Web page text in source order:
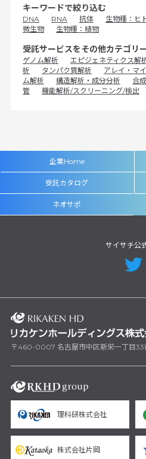
キーワードで絞り込む
DNA RNA 抗体 生物種：ヒ
微生物
生物種：植物
受託サービスをその他カテゴリ
ゲノム解析 エピジェネティクス解
析
タンパク質解析 アレイ・マ
ム解析
構造解析・成分分析 合成
管
機能解析/スクリーニング/検出
企業Home
受託カタログ
ネオサポ
サイサチ公
〒460-0007 名古屋市中区新栄一丁目33
理科研株式会社
株式会社片岡